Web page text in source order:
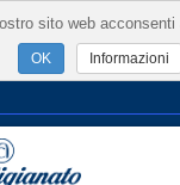
sito web
Informazioni